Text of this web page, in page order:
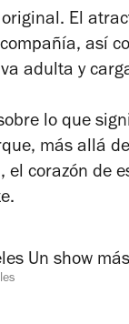
El
así
adulta y
lo que
más allá
corazón de